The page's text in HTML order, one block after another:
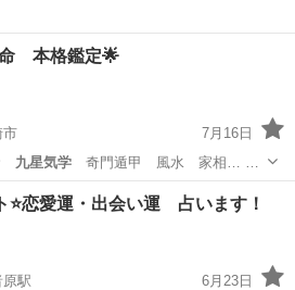
本格鑑定🌟
市
7月16日
九星気学 奇門遁甲 風水 家相… …
四柱推命
⭐️恋愛運・出会い運 占います！
駅
6月23日